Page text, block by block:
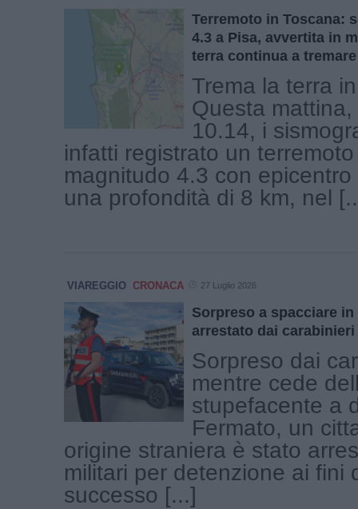
Terremoto in Toscana:
4.3 a Pisa, avvertita in
terra continua a tremare
Trema la terra
Questa
10.14, i
infatti registrato un
magnitudo 4.3 con
una profondità di 8 km, nel
VIAREGGIO CRONACA 27 Luglio 2026
Sorpreso a spacciare
arrestato dai carabinieri
Sorpreso dai
mentre cede
stupefacente a
Fermato, un
origine straniera è stato
militari per detenzione ai fini
successo [...]